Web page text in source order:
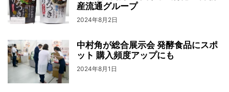
産流通グループ
2024年8月2日
中村角が総合展示会 発酵食品にスポ
ット 購入頻度アップにも
2024年8月1日